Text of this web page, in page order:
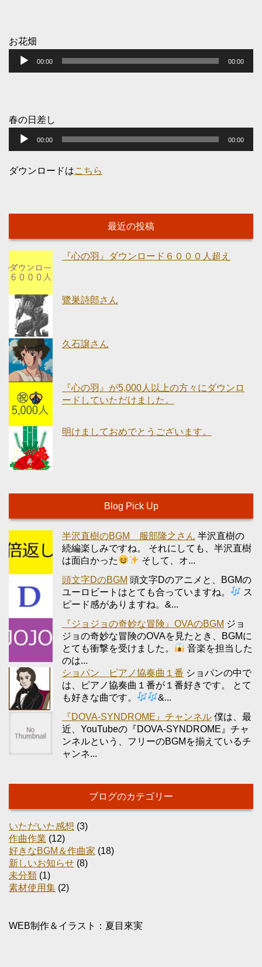
ー
ー
お花畑
声
ー
ー
00:00 00:00
春の日差し
声
プ
ヤ
00:00 00:00
ダウンロードはこちら
最近の投稿
『心の羽』ダウンロード６０００人超え
鷺巣詩郎さん
久石譲さん
『心の羽』が5,000人以上の方々にダウンロ
ードしていただけました。
明けましておめでとうございます。
Blog Pick Up
半沢直樹のBGM 服部隆之さん 半沢直樹の
続編楽しみですね。 それにしても、半沢直樹
は面白かった
そして、オ...
頭文字DのBGM 頭文字Dのアニメと、BGMの
ユーロビートはとても合っていますね。
ス
ピード感がありますね。&...
『ジョジョの奇妙な冒険』OVAのBGM ジョ
ジョの奇妙な冒険のOVAを見たとき、BGMに
とても衝撃を受けました。
音楽を担当した
のは...
ショパン ピアノ協奏曲１番 ショパンの中で
は、ピアノ協奏曲１番が１番好きです。 とて
も好きな曲です。
&...
『DOVA-SYNDROME』チャンネル 僕は、最
近、YouTubeの『DOVA-SYNDROME』チャ
ンネルという、フリーのBGMを揃えているチ
ャンネ...
ブログのカテゴリー
いただいた感想 (3)
作曲作業 (12)
好きなBGM＆作曲家 (18)
新しいお知らせ (8)
未分類 (1)
素材使用集 (2)
WEB制作＆イラスト：夏目來実